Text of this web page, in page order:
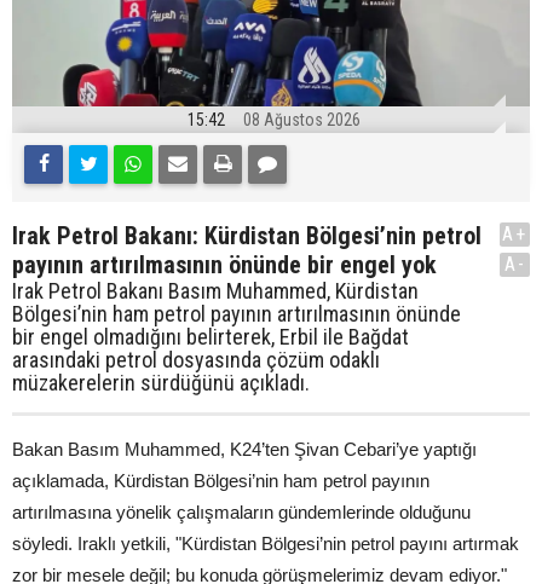
15:42 08 Ağustos 2026
Irak Petrol Bakanı: Kürdistan Bölgesi’nin petrol
payının artırılmasının önünde bir engel yok
Irak Petrol Bakanı Basım Muhammed, Kürdistan
Bölgesi’nin ham petrol payının artırılmasının önünde
bir engel olmadığını belirterek, Erbil ile Bağdat
arasındaki petrol dosyasında çözüm odaklı
müzakerelerin sürdüğünü açıkladı.
A+
A-
Bakan Basım Muhammed, K24’ten Şivan Cebari’ye yaptığı
açıklamada, Kürdistan Bölgesi’nin ham petrol payının
artırılmasına yönelik çalışmaların gündemlerinde olduğunu
söyledi. Iraklı yetkili, "Kürdistan Bölgesi’nin petrol payını artırmak
zor bir mesele değil; bu konuda görüşmelerimiz devam ediyor."